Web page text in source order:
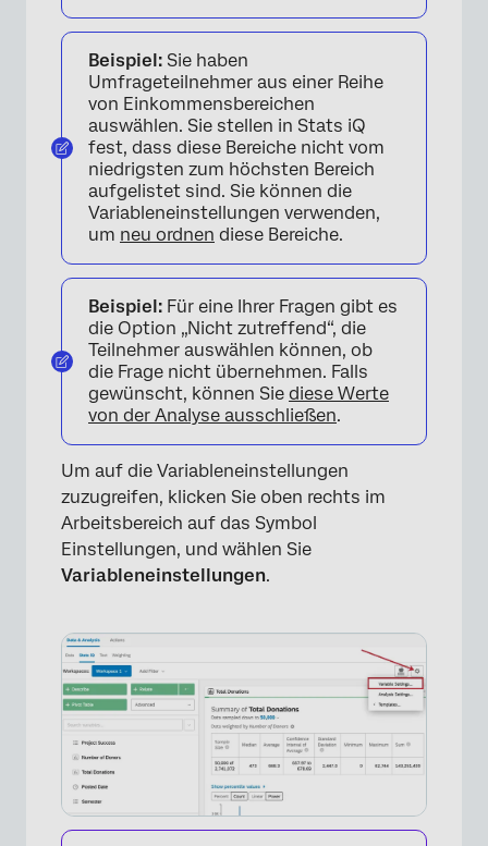
Beispiel: Sie haben
Umfrageteilnehmer aus einer Reihe
von Einkommensbereichen
auswählen. Sie stellen in Stats iQ
fest, dass diese Bereiche nicht vom
niedrigsten zum höchsten Bereich
aufgelistet sind. Sie können die
Variableneinstellungen verwenden,
um neu ordnen diese Bereiche.
Beispiel: Für eine Ihrer Fragen gibt es
die Option „Nicht zutreffend“, die
Teilnehmer auswählen können, ob
die Frage nicht übernehmen. Falls
gewünscht, können Sie diese Werte
von der Analyse ausschließen.
Um auf die Variableneinstellungen
zuzugreifen, klicken Sie oben rechts im
Arbeitsbereich auf das Symbol
Einstellungen, und wählen Sie
Variableneinstellungen.